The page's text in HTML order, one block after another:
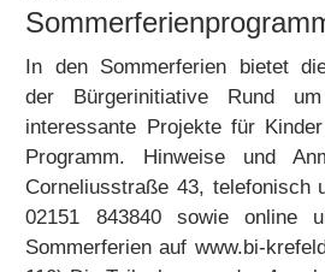
In den Sommerferien bietet
der Bürgerinitiative Rund
interessante Projekte für
Programm. Hinweise und
Corneliusstraße 43, telefonisch
02151 843840 sowie online
Sommerferien auf www.bi-